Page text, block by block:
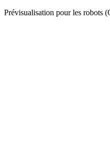
Prévisualisation pour les robots